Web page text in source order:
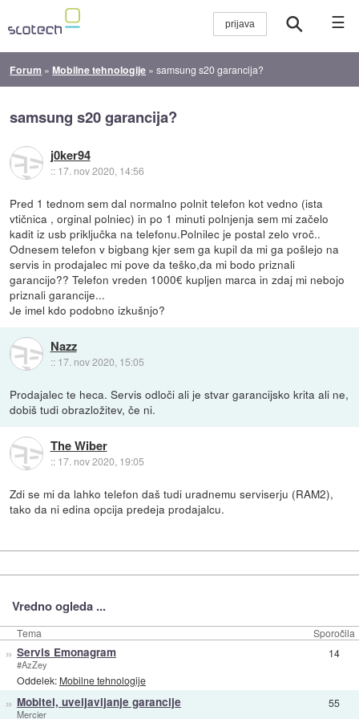
☰
Forum »Mobilne tehnologije »samsung s20 garancija?
samsung s20 garancija?
j0ker94
:: 17. nov 2020, 14:56
Pred 1 tednom sem dal normalno polnit telefon kot vedno (ista
vtičnica , orginal polniec) in po 1 minuti polnjenja sem mi začelo
kadit iz usb priključka na telefonu.Polnilec je postal zelo vroč..
Odnesem telefon v bigbang kjer sem ga kupil da mi ga pošlejo na
servis in prodajalec mi pove da teško,da mi bodo priznali
garancijo?? Telefon vreden 1000€ kupljen marca in zdaj mi nebojo
priznali garancije...
Je imel kdo podobno izkušnjo?
Nazz
:: 17. nov 2020, 15:05
Prodajalec te heca. Servis odloči ali je stvar garancijsko krita ali ne,
dobiš tudi obrazložitev, če ni.
The Wiber
:: 17. nov 2020, 19:05
Zdi se mi da lahko telefon daš tudi uradnemu serviserju (RAM2),
tako da ni edina opcija predeja prodajalcu.
Vredno ogleda ...
Tema Sporočila
» Servis Emonagram
#AzZey
Oddelek: Mobilne tehnologije
14
» Mobitel, uveljavljanje garancije
Mercier
55